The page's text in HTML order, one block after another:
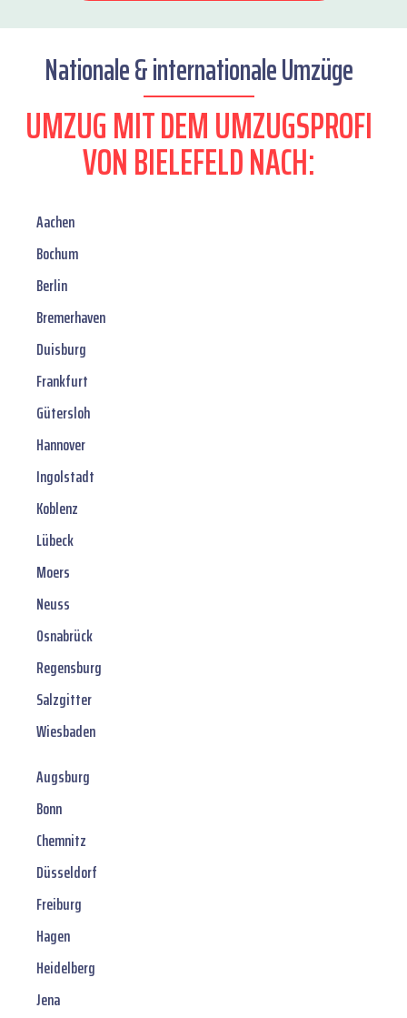
Nationale & internationale Umzüge
UMZUG MIT DEM UMZUGSPROFI
VON BIELEFELD NACH:
Aachen
Bochum
Berlin
Bremerhaven
Duisburg
Frankfurt
Gütersloh
Hannover
Ingolstadt
Koblenz
Lübeck
Moers
Neuss
Osnabrück
Regensburg
Salzgitter
Wiesbaden
Augsburg
Bonn
Chemnitz
Düsseldorf
Freiburg
Hagen
Heidelberg
Jena